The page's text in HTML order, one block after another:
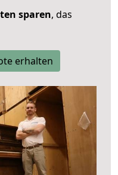
sparen, das
erhalten